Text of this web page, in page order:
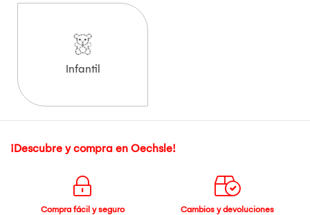
Infantil
¡Descubre y compra en Oechsle!
Compra fácil y seguro
Cambios y devoluciones